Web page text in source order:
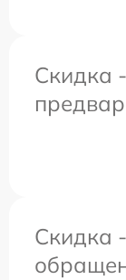
Скидка
Скидка